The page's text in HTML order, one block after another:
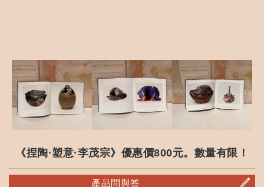
《捏陶·塑意·李茂宗》優惠價800元。數量有限！
產品問與答